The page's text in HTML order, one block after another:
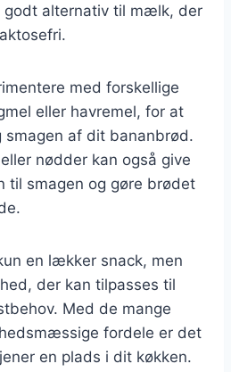
godt alternativ til mælk, der
med forskellige
eller havremel, for at
af dit bananbrød.
nødder kan også give
til smagen og gøre brødet
en lækker snack, men
der kan tilpasses til
Med de mange
fordele er det
en plads i dit køkken.